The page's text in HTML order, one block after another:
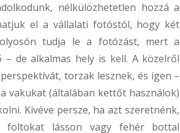
nélkülözhetetlen hozzá a
el a vállalati fotóstól, hogy két
tudja le a fotózást, mert a
de alkalmas hely is kell. A közelről
torzak lesznek, és igen –
vakukat (általában kettőt használok)
Kivéve persze, ha azt szeretnénk,
lásson vagy fehér bottal